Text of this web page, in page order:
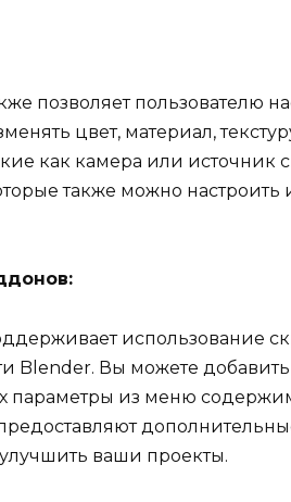
позволяет пользователю
цвет, материал,
как камера или источник
также можно
использование
Blender. Вы можете
параметры из меню
ваши проекты.